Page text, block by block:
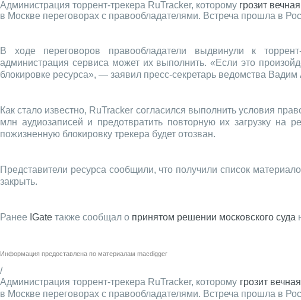
Администрация торрент-трекера RuTracker, которому грозит
в Москве переговорах с правообладателями. Встреча прошла в
В ходе переговоров правообладатели выдвинули к
администрация сервиса может их выполнить. «Если это
блокировке ресурса», — заявил пресс-секретарь ведомства Вадим
Как стало известно, RuTracker согласился выполнить условия
млн аудиозаписей и предотвратить повторную их загрузку на
пожизненную блокировку трекера будет отозван.
Представители ресурса сообщили, что получили список
закрыть.
Ранее IGate также сообщал о принятом решении московского суда
Информация предоставлена по материалам macdigger
/
Администрация торрент-трекера RuTracker, которому грозит
в Москве переговорах с правообладателями. Встреча прошла в